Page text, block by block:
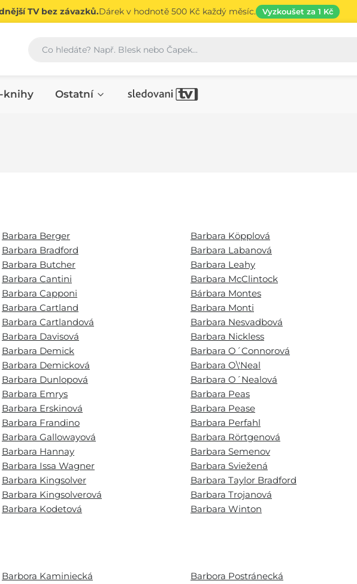
TV bez závazků.Dárek v hodnotě 500 Kč každý měsíc. Vyzkoušet za 1 Kč
Vyhledávání
knihy Ostatní
Barbara Berger
Barbara Bradford
Barbara Butcher
Barbara Cantini
Barbara Capponi
Barbara Cartland
Barbara Cartlandová
Barbara Davisová
Barbara Demick
Barbara Demicková
Barbara Dunlopová
Barbara Emrys
Barbara Erskinová
Barbara Frandino
Barbara Gallowayová
Barbara Hannay
Barbara Issa Wagner
Barbara Kingsolver
Barbara Kingsolverová
Barbara Kodetová
Barbara Köpplová
Barbara Labanová
Barbara Leahy
Barbara McClintock
Bárbara Montes
Barbara Monti
Barbara Nesvadbová
Barbara Nickless
Barbara O´Connorová
Barbara O\'Neal
Barbara O´Nealová
Barbara Peas
Barbara Pease
Barbara Perfahl
Barbara Rörtgenová
Barbara Semenov
Barbara Sviežená
Barbara Taylor Bradford
Barbara Trojanová
Barbara Winton
Barbora Kaminiecká
Barbora Postránecká